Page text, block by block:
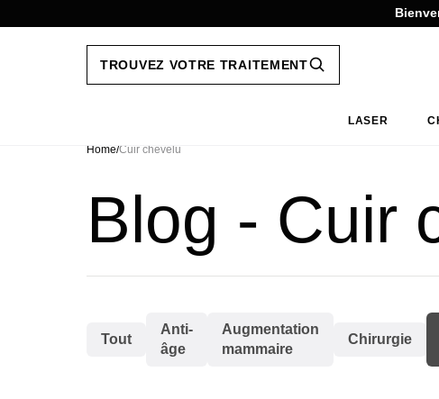
TROUVEZ VOTRE TRAITEMENT
LASER
Home/Cuir chevelu
Blog - Cuir
Tout
Anti-
âge
Augmentation
mammaire
Chirurgie